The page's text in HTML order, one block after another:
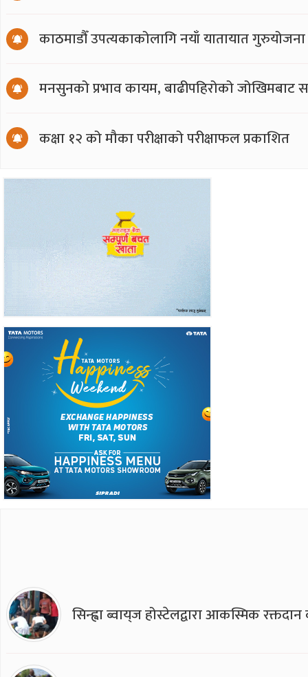
काठमाडौँ उपत्यकाकोलागि नयाँ यातायात
मनसुनको प्रभाव कायम, बाढीपहिरोको जोखिमबाट
कक्षा १२ को मौका परीक्षाको परीक्षाफल प्रकाशित
सिन्ह्वा ब्वाय्‌ज होस्टेलद्वारा आकस्मिक